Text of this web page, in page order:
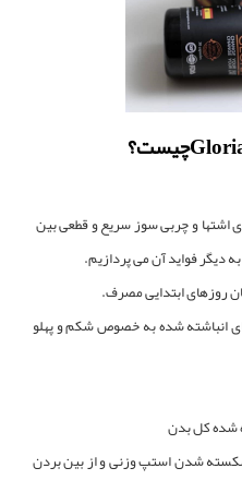
و چربی سوز سریع و قطعی بین
ابتدایی مصرف.
انباشته شده به خصوص شکم و پهلو
شده کل بدن
شدن استپ وزنی و از بین بردن